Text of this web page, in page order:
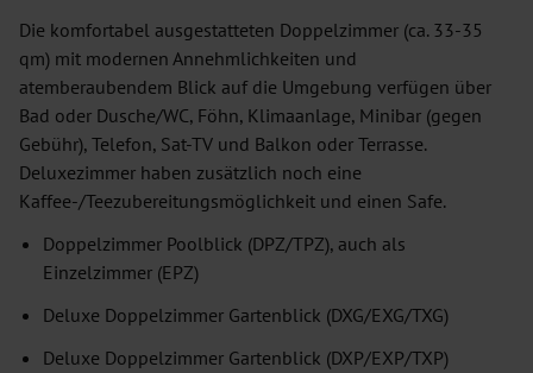
Die komfortabel ausgestatteten Doppelzimmer (ca. 33-35
qm) mit modernen Annehmlichkeiten und
atemberaubendem Blick auf die Umgebung verfügen über
Bad oder Dusche/WC, Föhn, Klimaanlage, Minibar (gegen
Gebühr), Telefon, Sat-TV und Balkon oder Terrasse.
Deluxezimmer haben zusätzlich noch eine
Kaffee-/Teezubereitungsmöglichkeit und einen Safe.
Doppelzimmer Poolblick (DPZ/TPZ), auch als
Einzelzimmer (EPZ)
Deluxe Doppelzimmer Gartenblick (DXG/EXG/TXG)
Deluxe Doppelzimmer Gartenblick (DXP/EXP/TXP)